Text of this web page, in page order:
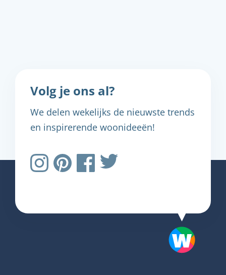
Volg je ons al?
We delen wekelijks de nieuwste trends
en inspirerende woonideeën!